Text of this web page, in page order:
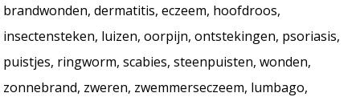
brandwonden, dermatitis, eczeem, hoofdroos,
insectensteken, luizen, oorpijn, ontstekingen, psoriasis,
puistjes, ringworm, scabies, steenpuisten, wonden,
zonnebrand, zweren, zwemmerseczeem, lumbago,